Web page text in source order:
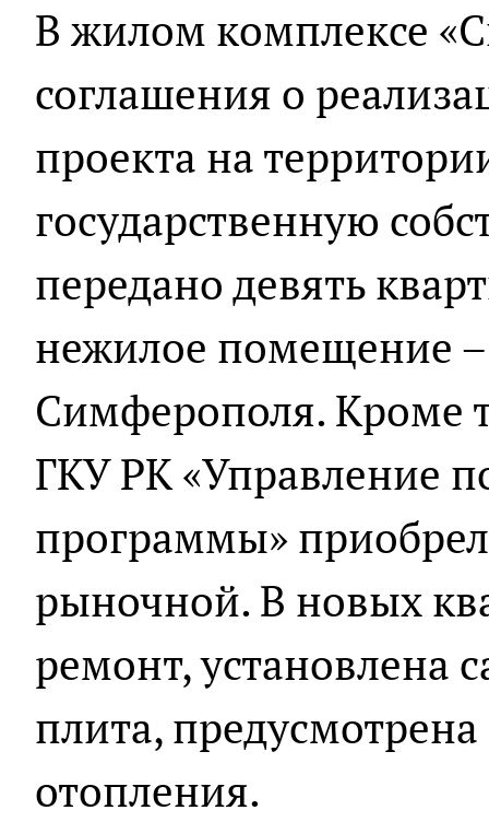
В жилом комплексе
соглашения о
проекта на
государственную
передано девять
нежилое помещение –
Симферополя. Кроме
ГКУ РК «Управление
программы»
рыночной. В новых
ремонт, установлена
плита,
отопления.